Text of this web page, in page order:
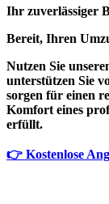
Ihr zuverlässiger
Bereit, Ihren
Nutzen Sie
unterstützen Sie
sorgen für einen
Komfort eines
erfüllt.
👉 Kostenlose